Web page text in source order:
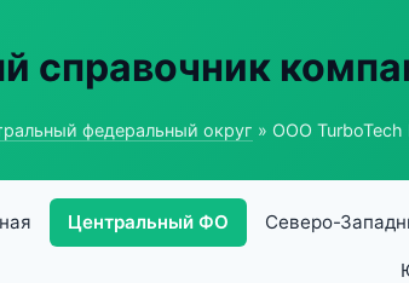
справочник
федеральный округ » ООО TurboTech
Центральный ФО Северо-